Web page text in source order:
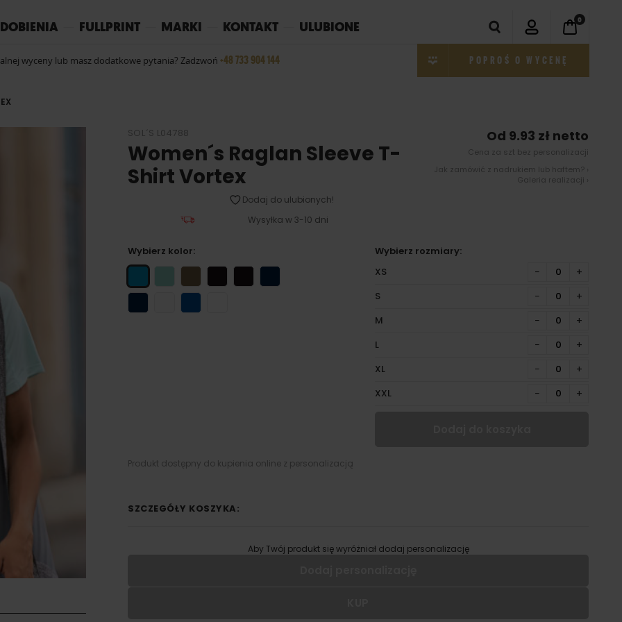
FULLPRINT MARKI KONTAKT ULUBIONE
wyceny lub masz dodatkowe pytania? Zadzwoń +48 733 904 144
0
POPROŚ O WYCENĘ
SOL´S L04788
Women´s Raglan Sleeve T-
Shirt Vortex
Dodaj do ulubionych!
Wysyłka w 3-10 dni
Od 9.93 zł netto
Cena za szt bez personalizacji
Jak zamówić z nadrukiem lub haftem? ›
Galeria realizacji ›
Wybierz kolor:
Wybierz rozmiary:
XS
− +
S − +
M − +
L − +
XL − +
XXL − +
Produkt dostępny do kupienia online z personalizacją
SZCZEGÓŁY KOSZYKA:
Aby Twój produkt się wyróżniał dodaj personalizację